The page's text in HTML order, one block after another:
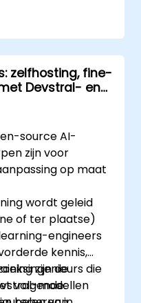
zelfhosting, fine-
Devstral- en
source AI-
zijn voor
op maat
wordt geleid
of ter plaatse)
engineers
kennis,
die
modellen
zijn de
volgende: